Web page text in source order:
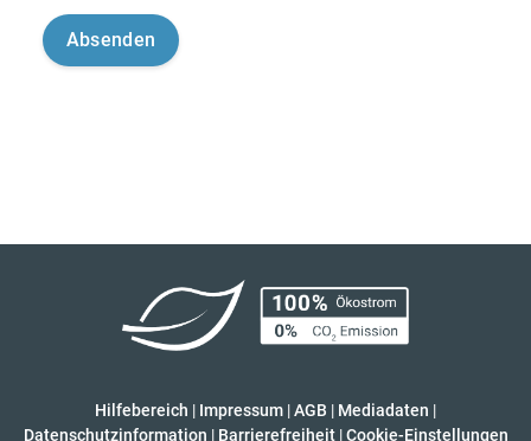
Hilfebereich | Impressum |AGB | Mediadaten |
Datenschutzinformation | Barrierefreiheit | Cookie-Einstellungen